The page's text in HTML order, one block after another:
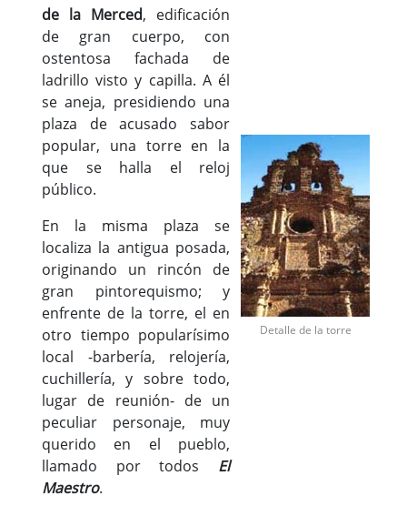
de la Merced, edificación
de gran cuerpo, con
ostentosa fachada de
ladrillo visto y capilla. A él
se aneja, presidiendo una
plaza de acusado sabor
popular, una torre en la
que se halla el reloj
público.
En la misma plaza se
localiza la antigua posada,
originando un rincón de
gran pintorequismo; y
enfrente de la torre, el en
otro tiempo popularísimo
local -barbería, relojería,
cuchillería, y sobre todo,
lugar de reunión- de un
peculiar personaje, muy
querido en el pueblo,
llamado por todos El
Maestro.
Detalle de la torre